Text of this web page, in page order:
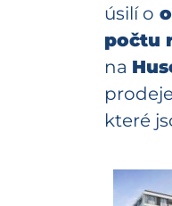
úsilí o
počtu
na
které